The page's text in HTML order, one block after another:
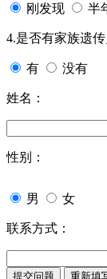
刚发现 半
4.是否有家族遗传
有 没有
姓名：
性别：
男 女
联系方式：